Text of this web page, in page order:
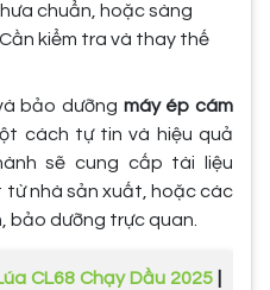
chuẩn, hoặc sàng
kiểm tra và thay thế
bảo dưỡng máy ép cám
cách tự tin và hiệu quả
sẽ cung cấp tài liệu
từ nhà sản xuất, hoặc các
bảo dưỡng trực quan.
CL68 Chạy Dầu 2025